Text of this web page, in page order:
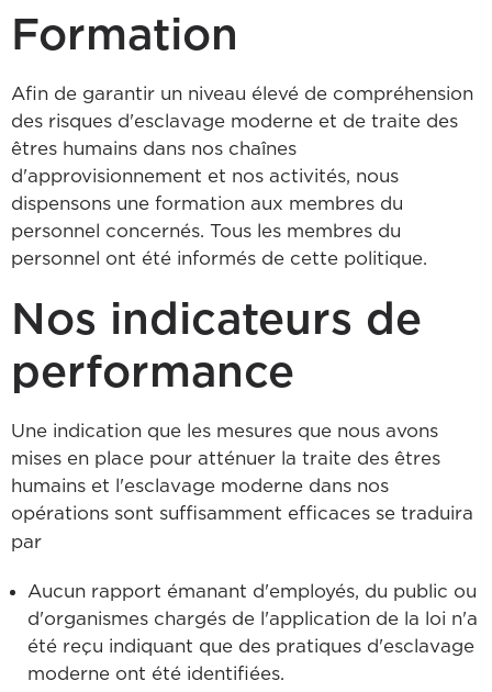
Formation
Afin de garantir un niveau élevé de compréhension
des risques d'esclavage moderne et de traite des
êtres humains dans nos chaînes
d'approvisionnement et nos activités, nous
dispensons une formation aux membres du
personnel concernés. Tous les membres du
personnel ont été informés de cette politique.
Nos indicateurs de
performance
Une indication que les mesures que nous avons
mises en place pour atténuer la traite des êtres
humains et l'esclavage moderne dans nos
opérations sont suffisamment efficaces se traduira
par
Aucun rapport émanant d'employés, du public ou
d'organismes chargés de l'application de la loi n'a
été reçu indiquant que des pratiques d'esclavage
moderne ont été identifiées.